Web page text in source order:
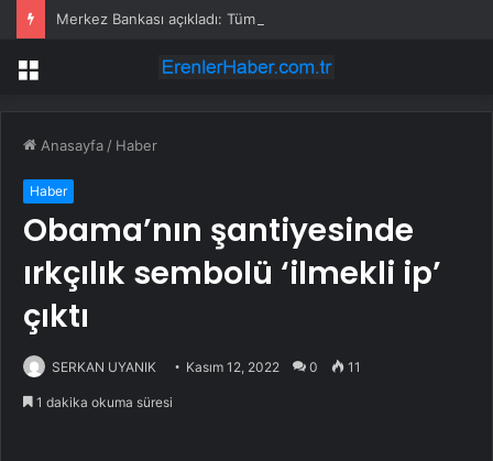
Merkez Bankası açıkladı: Tüm banknotlar değişiyor
Menü
Anasayfa / Haber
Haber
Obama’nın şantiyesinde
ırkçılık sembolü ‘ilmekli ip’
çıktı
SERKAN UYANIK Kasım 12, 2022 0 11
1 dakika okuma süresi